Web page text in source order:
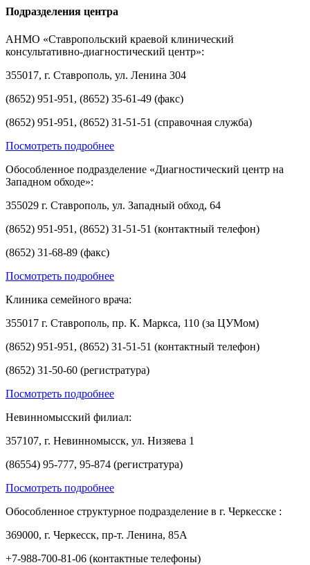
Подразделения центра
АНМО «Ставропольский краевой клинический
консультативно-диагностический центр»:
355017, г. Ставрополь, ул. Ленина 304
(8652) 951-951, (8652) 35-61-49 (факс)
(8652) 951-951, (8652) 31-51-51 (справочная служба)
Посмотреть подробнее
Обособленное подразделение «Диагностический центр на
Западном обходе»:
355029 г. Ставрополь, ул. Западный обход, 64
(8652) 951-951, (8652) 31-51-51 (контактный телефон)
(8652) 31-68-89 (факс)
Посмотреть подробнее
Клиника семейного врача:
355017 г. Ставрополь, пр. К. Маркса, 110 (за ЦУМом)
(8652) 951-951, (8652) 31-51-51 (контактный телефон)
(8652) 31-50-60 (регистратура)
Посмотреть подробнее
Невинномысский филиал:
357107, г. Невинномысск, ул. Низяева 1
(86554) 95-777, 95-874 (регистратура)
Посмотреть подробнее
Обособленное структурное подразделение в г. Черкесске :
369000, г. Черкесск, пр-т. Ленина, 85А
+7-988-700-81-06 (контактные телефоны)